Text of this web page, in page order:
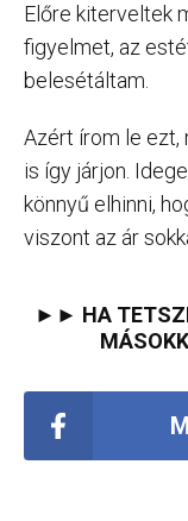
Előre kiterveltek
figyelmet, az
belesétáltam.
Azért írom le ezt,
is így járjon.
könnyű elhinni,
viszont az ár
►► HA